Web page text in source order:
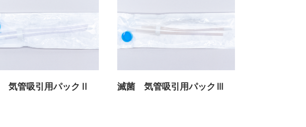
気管吸引用パックⅡ 滅菌 気管吸引用パックⅢ